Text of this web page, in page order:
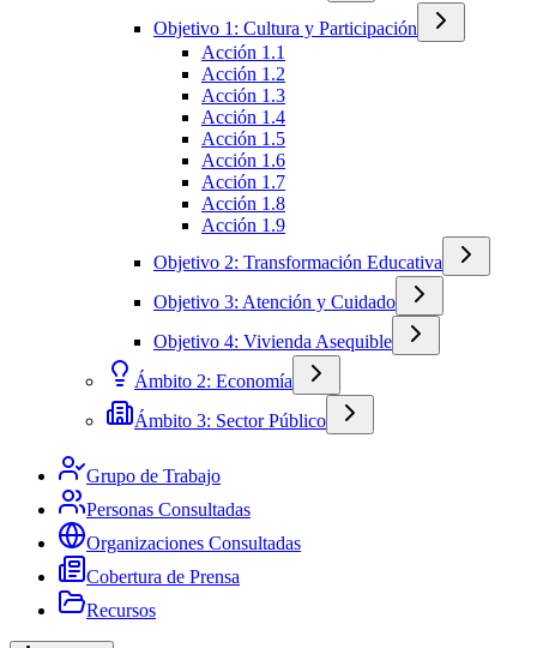
Objetivo 1: Cultura y Participación
Acción 1.1
Acción 1.2
Acción 1.3
Acción 1.4
Acción 1.5
Acción 1.6
Acción 1.7
Acción 1.8
Acción 1.9
Objetivo 2: Transformación Educativa
Objetivo 3: Atención y Cuidado
Objetivo 4: Vivienda Asequible
Ámbito 2: Economía
Ámbito 3: Sector Público
Grupo de Trabajo
Personas Consultadas
Organizaciones Consultadas
Cobertura de Prensa
Recursos